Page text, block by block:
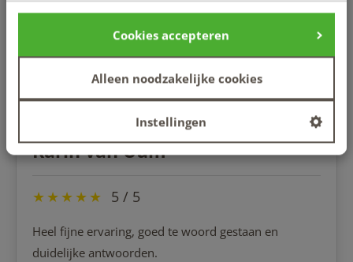
Cookies accepteren
Alleen noodzakelijke cookies
Instellingen
5 / 5
Fantastisch!
Karin van Uum
★★★★★ 5 / 5
Heel fijne ervaring, goed te woord gestaan en
duidelijke antwoorden.